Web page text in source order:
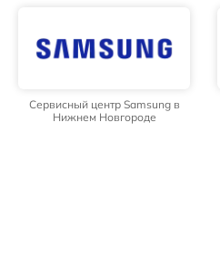
Сервисный центр Samsung в
Нижнем Новгороде